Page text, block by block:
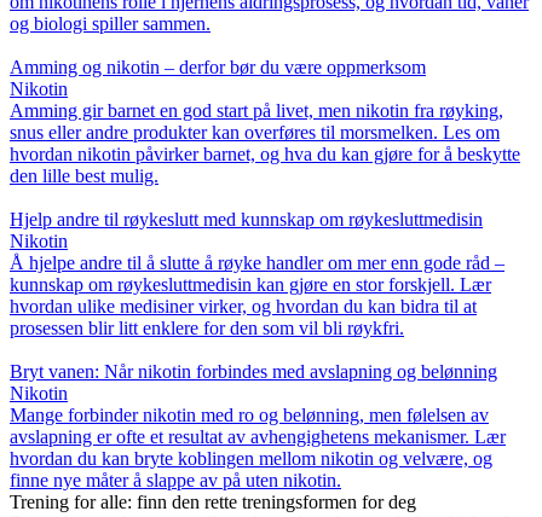
og biologi spiller sammen.
Amming og nikotin – derfor bør du være oppmerksom
Nikotin
Amming gir barnet en god start på livet, men nikotin fra røyking,
snus eller andre produkter kan overføres til morsmelken. Les om
hvordan nikotin påvirker barnet, og hva du kan gjøre for å beskytte
den lille best mulig.
Hjelp andre til røykeslutt med kunnskap om røykesluttmedisin
Nikotin
Å hjelpe andre til å slutte å røyke handler om mer enn gode råd –
kunnskap om røykesluttmedisin kan gjøre en stor forskjell. Lær
hvordan ulike medisiner virker, og hvordan du kan bidra til at
prosessen blir litt enklere for den som vil bli røykfri.
Bryt vanen: Når nikotin forbindes med avslapning og belønning
Nikotin
Mange forbinder nikotin med ro og belønning, men følelsen av
avslapning er ofte et resultat av avhengighetens mekanismer. Lær
hvordan du kan bryte koblingen mellom nikotin og velvære, og
finne nye måter å slappe av på uten nikotin.
Trening for alle: finn den rette treningsformen for deg